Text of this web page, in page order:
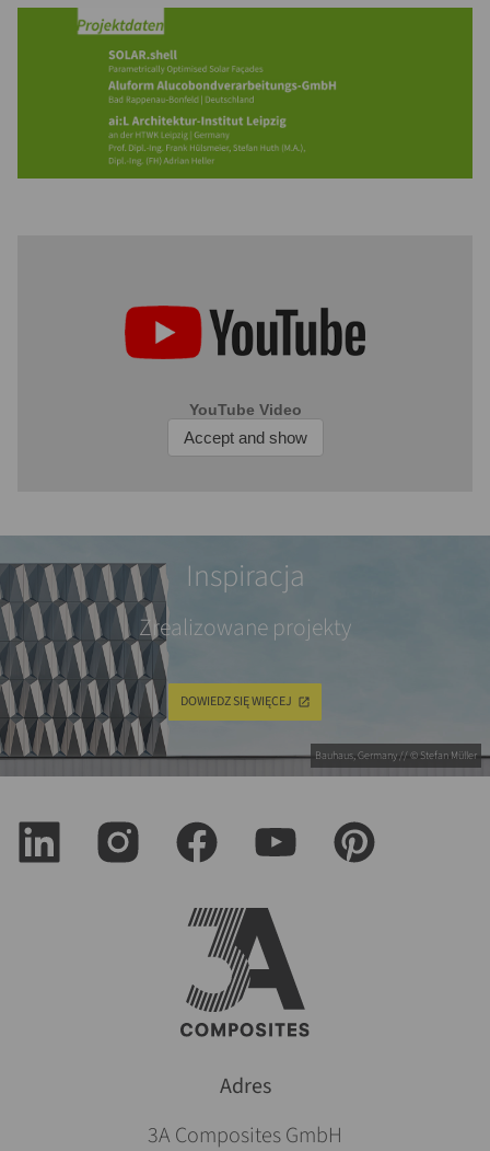
Bauhaus, Germany // © Stefan Müller
Inspiracja
Zrealizowane projekty
DOWIEDZ SIĘ WIĘCEJ
Adres
3A Composites GmbH